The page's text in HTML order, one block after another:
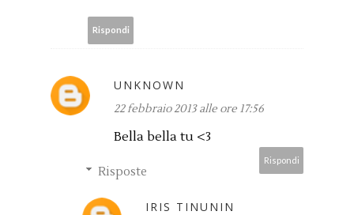
Rispondi
UNKNOWN
22 febbraio 2013 alle ore 17:56
Bella bella tu <3
Rispondi
Risposte
IRIS TINUNIN